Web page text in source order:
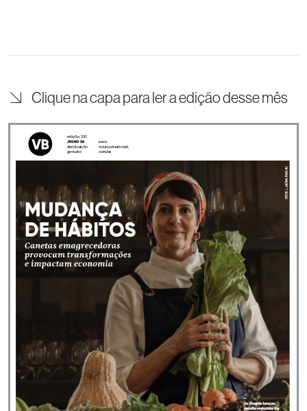
Clique na capa para ler a edição desse mês